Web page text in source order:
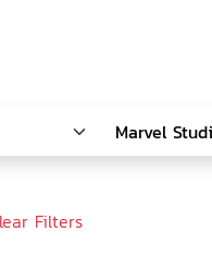
Filters